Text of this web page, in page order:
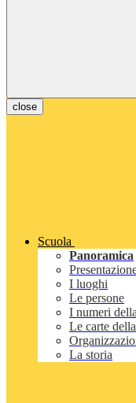
close
Scuola
Panoramica
I luoghi
Le persone
I numeri
Le carte
La storia